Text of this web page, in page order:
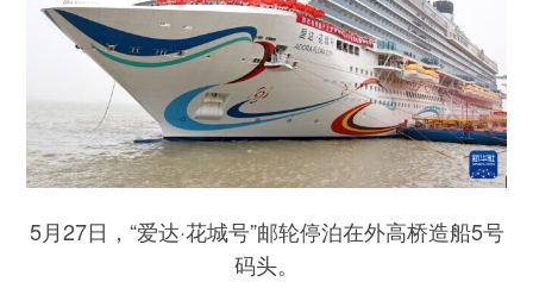
5月27日，“爱达·花城号”邮轮停泊在外高桥造船5号
码头。